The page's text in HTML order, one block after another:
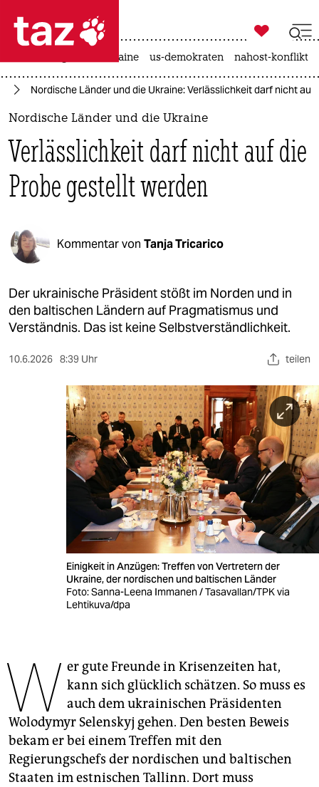
 taz zahl ich
taz zahl ich
politik
öko
gesellschaft
kultur
sport
berlin
nord
wahrheit
veranstaltungen
unterstützen
genossenschaft

taz zahl ich
krieg in der ukraine us-demokraten nahost-konflikt
Nordische Länder und die Ukraine: Verlässlichkeit darf nicht
Nordische Länder und die Ukraine
Verlässlichkeit darf nicht auf die
Probe gestellt werden
Kommentar von Tanja Tricarico
Der ukrainische Präsident stößt im Norden und in
den baltischen Ländern auf Pragmatismus und
Verständnis. Das ist keine Selbstverständlichkeit.
10.6.2026 8:39 Uhr teilen
Einigkeit in Anzügen: Treffen von Vertretern der
Ukraine, der nordischen und baltischen Länder
Foto: Sanna-Leena Immanen / Tasavallan/TPK via
Lehtikuva/dpa
W er gute Freunde in Krisenzeiten hat,
kann sich glücklich schätzen. So muss es
auch dem ukrainischen Präsidenten
Wolodymyr Selenskyj gehen. Den besten Beweis
bekam er bei einem Treffen mit den
Regierungschefs der nordischen und baltischen
Staaten im estnischen Tallinn. Dort muss